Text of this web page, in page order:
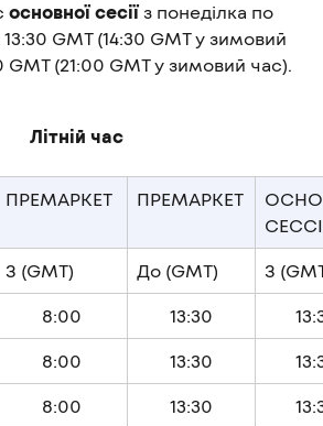
основної сесії з понеділка по
GMT (14:30 GMT у зимовий
(21:00 GMT у зимовий час).
Літній час
ПРЕМАРКЕТ ПРЕМАРКЕТ
З (GMT) До (GMT) З
8:00 13:30
8:00 13:30
8:00 13:30